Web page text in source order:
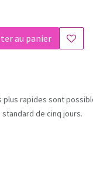
au panier
plus rapides sont
de cinq jours.